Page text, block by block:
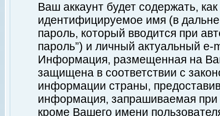
Ваш аккаунт будет содержать,
идентифицируемое имя (в
пароль, который вводится при
пароль”) и личный актуальный
Информация, размещенная на
защищена в соответствии с
информации страны,
информация, запрашиваемая при
кроме Вашего имени